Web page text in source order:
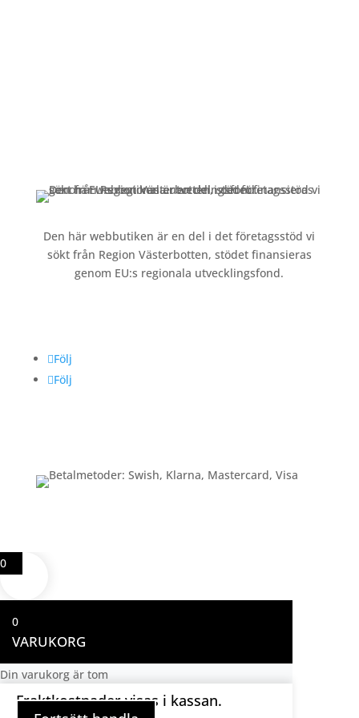
Den här webbutiken är en del i det företagsstöd vi
sökt från Region Västerbotten, stödet finansieras
genom EU:s regionala utvecklingsfond.
Följ
Följ
0
0
VARUKORG
Din varukorg är tom
Fraktkostnader visas i kassan.